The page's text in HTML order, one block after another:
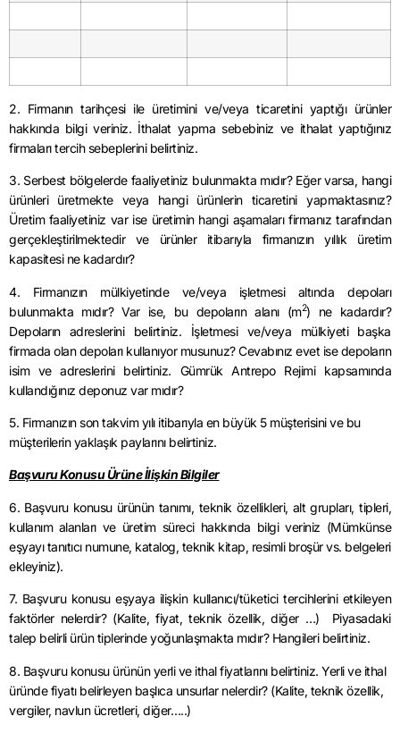
2. Firmanın tarihçesi ile üretimini ve/veya ticaretini yaptığı ürünler
hakkında bilgi veriniz. İthalat yapma sebebiniz ve ithalat yaptığınız
firmaları tercih sebeplerini belirtiniz.
3. Serbest bölgelerde faaliyetiniz bulunmakta mıdır? Eğer varsa, hangi
ürünleri üretmekte veya hangi ürünlerin ticaretini yapmaktasınız?
Üretim faaliyetiniz var ise üretimin hangi aşamaları firmanız tarafından
gerçekleştirilmektedir ve ürünler itibarıyla firmanızın yıllık üretim
kapasitesi ne kadardır?
4. Firmanızın mülkiyetinde ve/veya işletmesi altında depoları
bulunmakta mıdır? Var ise, bu depoların alanı (m2) ne kadardır?
Depoların adreslerini belirtiniz. İşletmesi ve/veya mülkiyeti başka
firmada olan depoları kullanıyor musunuz? Cevabınız evet ise depoların
isim ve adreslerini belirtiniz. Gümrük Antrepo Rejimi kapsamında
kullandığınız deponuz var mıdır?
5. Firmanızın son takvim yılı itibarıyla en büyük 5 müşterisini ve bu
müşterilerin yaklaşık paylarını belirtiniz.
Başvuru Konusu Ürüne İlişkin Bilgiler
6. Başvuru konusu ürünün tanımı, teknik özellikleri, alt grupları, tipleri,
kullanım alanları ve üretim süreci hakkında bilgi veriniz (Mümkünse
eşyayı tanıtıcı numune, katalog, teknik kitap, resimli broşür vs. belgeleri
ekleyiniz).
7. Başvuru konusu eşyaya ilişkin kullanıcı/tüketici tercihlerini etkileyen
faktörler nelerdir? (Kalite, fiyat, teknik özellik, diğer …) Piyasadaki
talep belirli ürün tiplerinde yoğunlaşmakta mıdır? Hangileri belirtiniz.
8. Başvuru konusu ürünün yerli ve ithal fiyatlarını belirtiniz. Yerli ve ithal
üründe fiyatı belirleyen başlıca unsurlar nelerdir? (Kalite, teknik özellik,
vergiler, navlun ücretleri, diğer…..)